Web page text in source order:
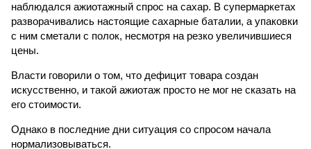
наблюдался ажиотажный спрос на сахар. В супермаркетах
разворачивались настоящие сахарные баталии, а упаковки
с ним сметали с полок, несмотря на резко увеличившиеся
цены.
Власти говорили о том, что дефицит товара создан
искусственно, и такой ажиотаж просто не мог не сказать на
его стоимости.
Однако в последние дни ситуация со спросом начала
нормализовываться.